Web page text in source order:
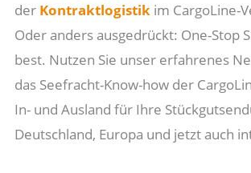
der Kontraktlogistik im CargoLine-
Oder anders ausgedrückt: One-Stop
best. Nutzen Sie unser erfahrenes
das Seefracht-Know-how der
In- und Ausland für Ihre
Deutschland, Europa und jetzt auch